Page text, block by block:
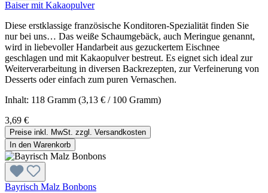
Baiser mit Kakaopulver
Diese erstklassige französische Konditoren-Spezialität finden Sie
nur bei uns… Das weiße Schaumgebäck, auch Meringue genannt,
wird in liebevoller Handarbeit aus gezuckertem Eischnee
geschlagen und mit Kakaopulver bestreut. Es eignet sich ideal zur
Weiterverarbeitung in diversen Backrezepten, zur Verfeinerung von
Desserts oder einfach zum puren Vernaschen.
Inhalt: 118 Gramm (3,13 € / 100 Gramm)
3,69 €
Preise inkl. MwSt. zzgl. Versandkosten
In den Warenkorb
Bayrisch Malz Bonbons